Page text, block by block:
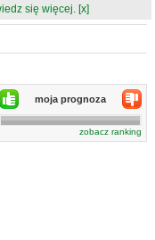
się więcej. [x]
moja prognoza
zobacz ranking